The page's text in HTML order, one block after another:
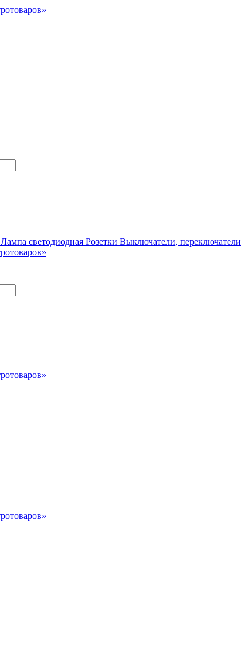
Лампа светодиодная Розетки Выключатели, переключатели